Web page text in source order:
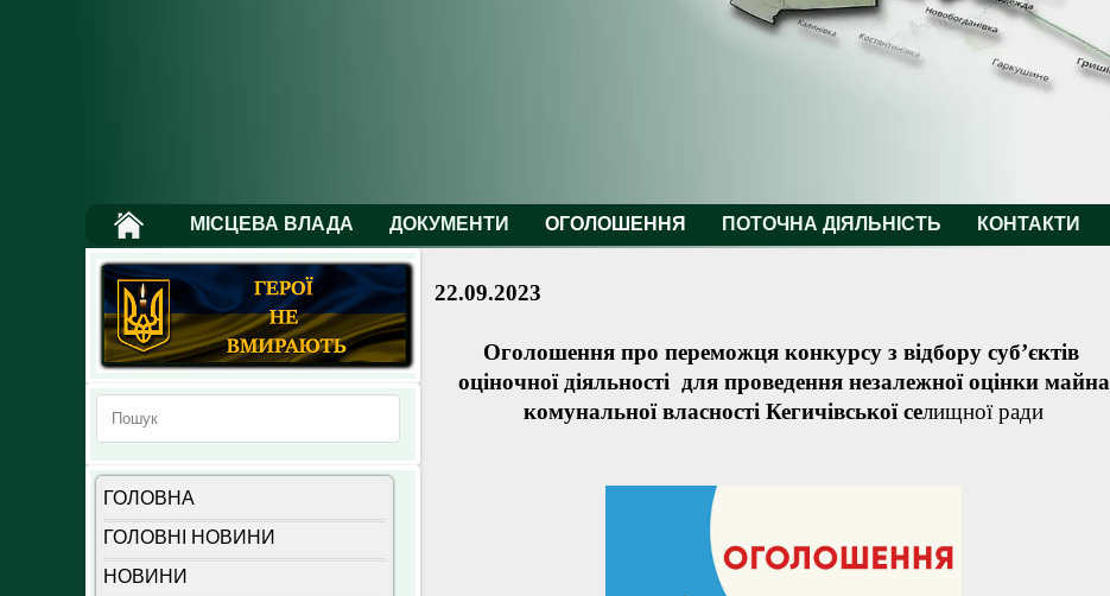
МІСЦЕВА ВЛАДА ДОКУМЕНТИ ОГОЛОШЕННЯ ПОТОЧНА ДІЯЛЬНІСТЬ КОНТАКТИ
ГОЛОВНА
ГОЛОВНІ НОВИНИ
НОВИНИ
22.09.2023
Оголошення про переможця конкурсу з відбору суб’єктів
оціночної діяльності для проведення незалежної оцінки майна
комунальної власності Кегичівської селищної ради